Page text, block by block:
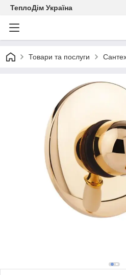
ТеплоДім Україна
Товари та послуги